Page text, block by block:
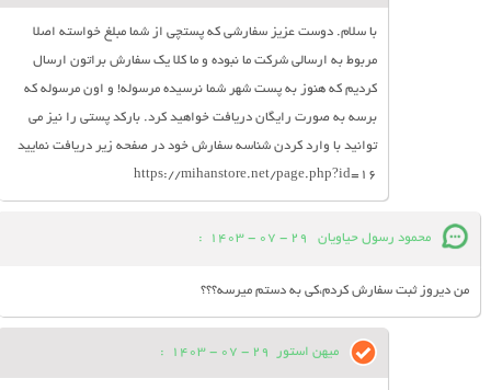
با سلام. دوست عزیز سفارشی که پستچی از شما مبلغ خواسته اصلا
مربوط به ارسالی شرکت ما نبوده و ما کلا یک سفارش براتون ارسال
کردیم که هنوز به پست شهر شما نرسیده مرسوله! و اون مرسوله که
برسه به صورت رایگان دریافت خواهید کرد. بارکد پستی را نیز می
توانید با وارد کردن شناسه سفارش خود در صفحه زیر دریافت نمایید
https://mihanstore.net/page.php?id=16
محمود رسول حیاویان 29 - 07 - 1403
:
من دیروز ثبت سفارش کردم،کی به دستم میرسه؟؟؟
میهن استور 29 - 07 - 1403
: